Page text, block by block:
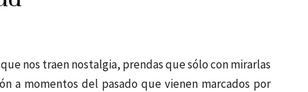
nos traen nostalgia, prendas que sólo con mirarlas
a momentos del pasado que vienen marcados por